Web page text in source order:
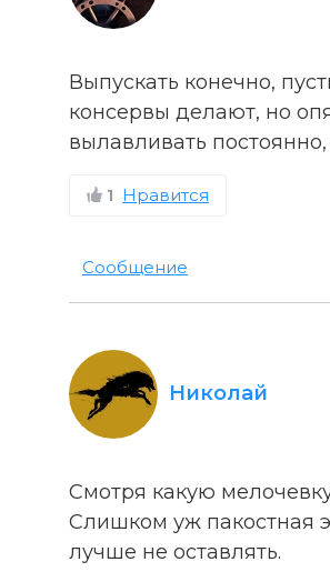
Выпускать конечно,
консервы делают, но
вылавливать
1 Нравится
Сообщение
Николай
Смотря какую
Слишком уж пакостная
лучше не оставлять.